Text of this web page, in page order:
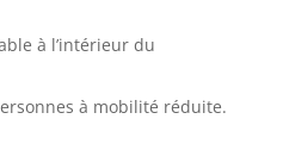
à l’intérieur du
à mobilité réduite.